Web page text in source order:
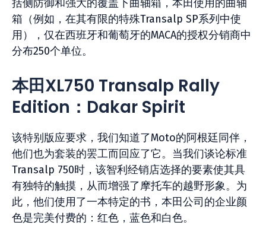
括侧防御和强大的覆盖下曲轴箱，本田使用的曲轴
箱（例如，在其有限的特殊Transalp SP系列中使
用），仅在西班牙和葡萄牙的MACA的授权分销商中
分布250个单位。
本田XL750 Transalp Rally
Edition：Dakar Spirit
该特别版应要求，我们知道了Moto的阿根廷同伴，
他们也为套装的罢工而回应了它。当我们谈论标准
Transalp 750时，该智利经销店选择的要素使其具
有独特的触摸，从而增强了摩托车的越野形象。为
此，他们使用了一本特定的书，本田公司的企业颜
色是完美付费的：红色，蓝色和白色。